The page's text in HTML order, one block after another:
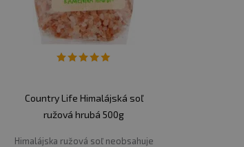
Country Life Himalájská soľ
ružová hrubá 500g
Himalájska ružová soľ neobsahuje